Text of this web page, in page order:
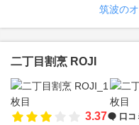
筑波の
二丁目割烹 ROJI
3.37 口コ